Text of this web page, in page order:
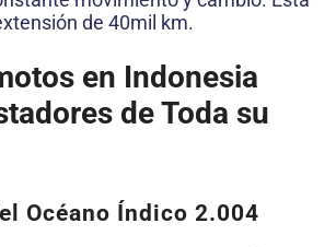
de 40mil km.
en Indonesia
de Toda su
Océano Índico 2.004